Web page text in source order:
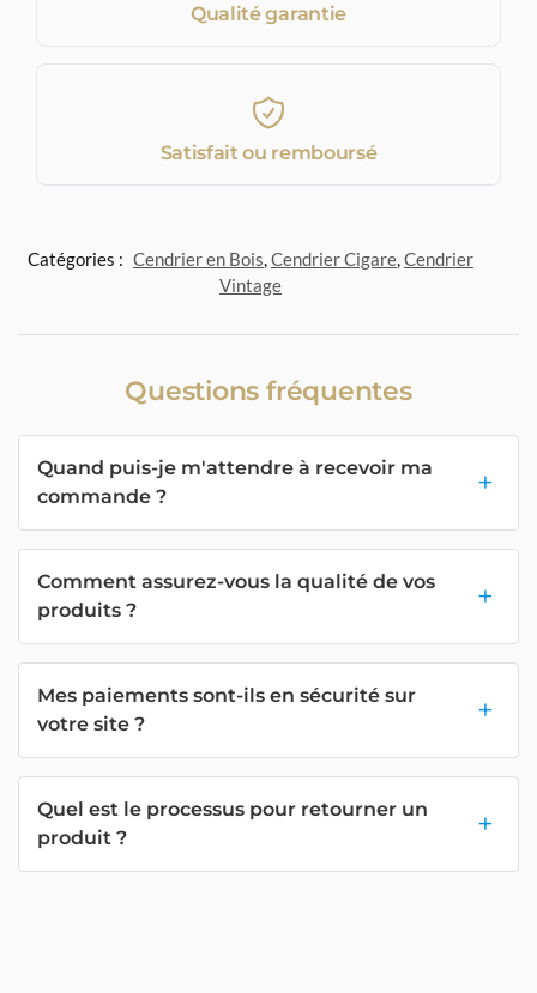
Qualité garantie
Satisfait ou remboursé
Catégories : Cendrier en Bois,Cendrier Cigare,Cendrier
Vintage
Questions fréquentes
Quand puis-je m'attendre à recevoir ma
commande ?
Comment assurez-vous la qualité de vos
produits ?
Mes paiements sont-ils en sécurité sur
votre site ?
Quel est le processus pour retourner un
produit ?